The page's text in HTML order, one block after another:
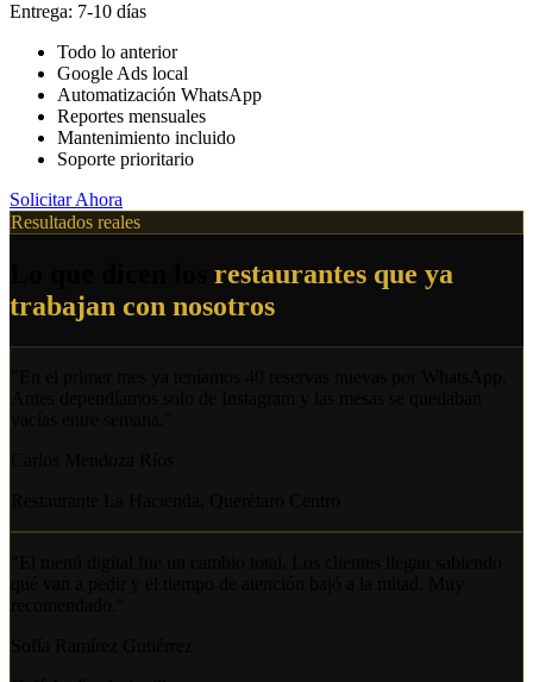
Entrega: 7-10 días
Todo lo anterior
Google Ads local
Automatización WhatsApp
Reportes mensuales
Mantenimiento incluido
Soporte prioritario
Solicitar Ahora
Resultados reales
restaurantes que ya
trabajan con nosotros